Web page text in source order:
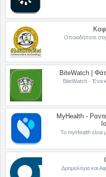
Οποιαδήποτε
BiteWatch |
BiteWatch - Ένα
MyHealth -
Το myHealth είναι
Δρομολόγια και